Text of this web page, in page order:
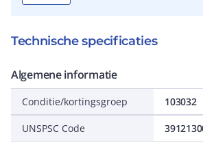
Technische specificaties
Algemene informatie
Conditie/kortingsgroep 103032
UNSPSC Code